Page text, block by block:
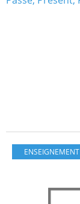
ENSEIGNEMENT